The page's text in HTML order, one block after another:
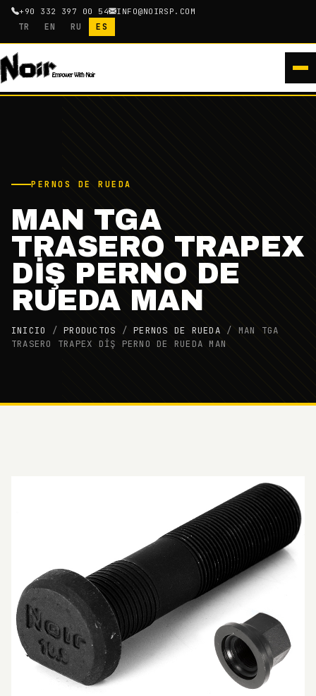
+90 332 397 00 54 INFO@NOIRSP.COM
TR EN RU ES
PERNOS DE RUEDA
MAN TGA
TRASERO TRAPEX
DİŞ PERNO DE
RUEDA MAN
INICIO /PRODUCTOS /PERNOS DE RUEDA / MAN TGA
TRASERO TRAPEX DİŞ PERNO DE RUEDA MAN